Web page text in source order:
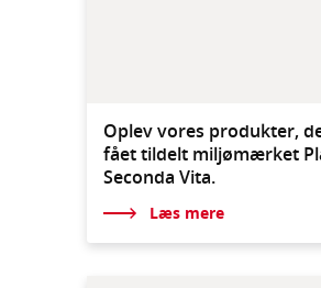
Oplev vores produkter,
fået tildelt miljømærket
Seconda Vita.
Læs mere